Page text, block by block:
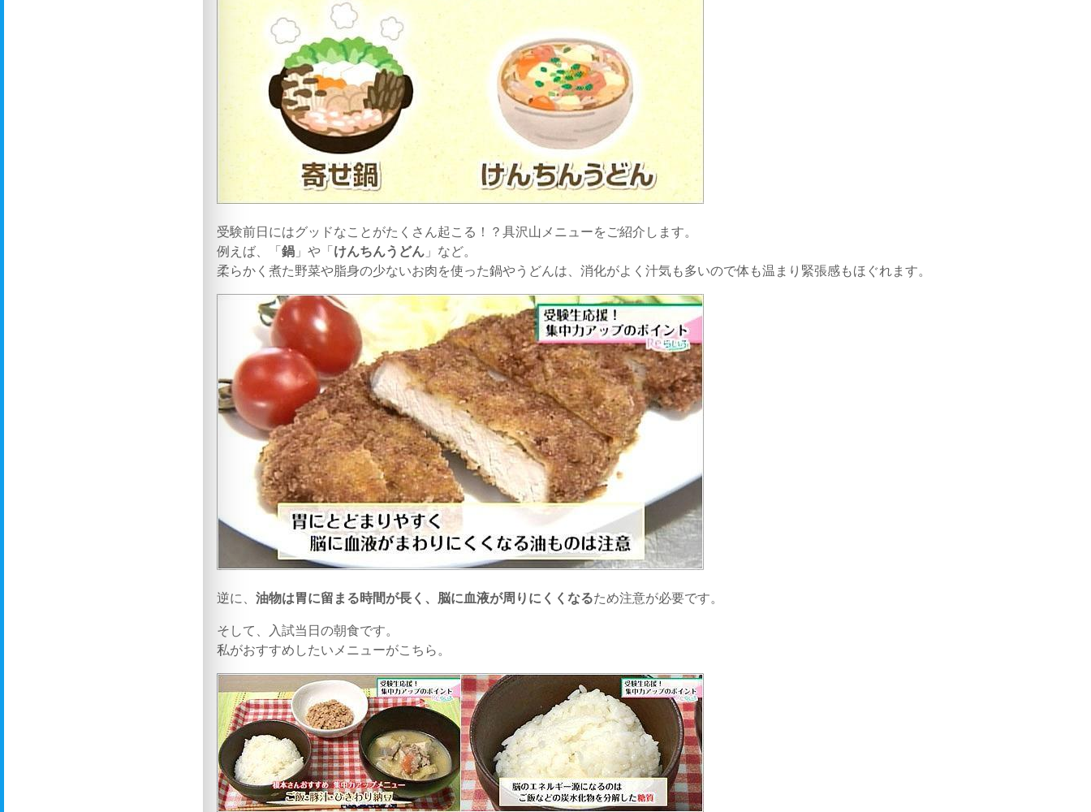
受験前日にはグッドなことがたくさん起こる！？具沢山メニューをご紹介します。
例えば、「 鍋 」や「 けんちんうどん 」など。
柔らかく煮た野菜や脂身の少ないお肉を使った鍋やうどんは、消化がよく汁気も多いので体も温まり緊張感もほぐれます。
逆に、 油物は胃に留まる時間が長く、脳に血液が周りにくくなるため注意が必要です。
そして、入試当日の朝食です。
私がおすすめしたいメニューがこちら。